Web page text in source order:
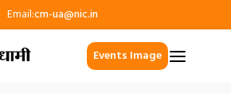
Email:cm-ua@nic.in
Events Image